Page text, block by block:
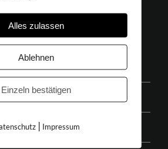
Alles zulassen
Ablehnen
Einzeln bestätigen
| Impressum